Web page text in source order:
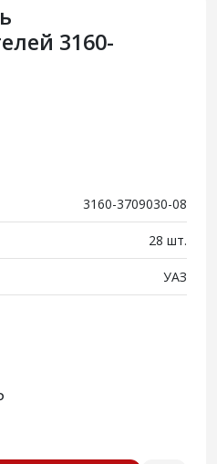
3160-
3160-3709030-08
28 шт.
УАЗ